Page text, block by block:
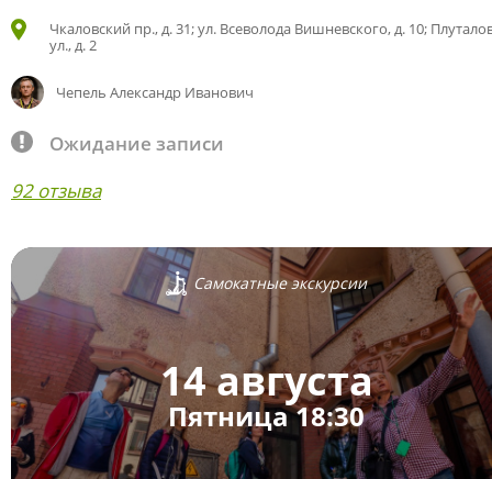
Чкаловский пр., д. 31; ул. Всеволода Вишневского, д. 10;
ул., д. 2
Чепель Александр Иванович
Ожидание записи
92 отзыва
Самокатные экскурсии
14 августа
Пятница 18:30